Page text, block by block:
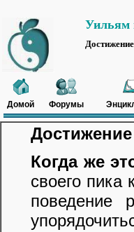
Уильям
Домой Форумы
Когда же
своего пика
поведение